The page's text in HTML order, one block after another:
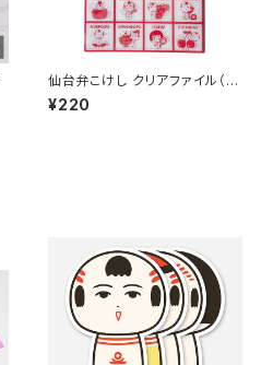
仙台弁こけし クリアファイル（レ
トロ・A6）
¥220